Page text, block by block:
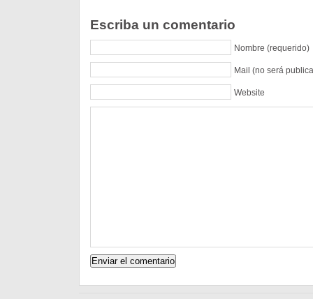
Escriba un comentario
Nombre (requerido)
Mail (no será
Website